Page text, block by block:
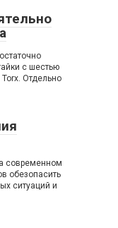
с шестью
Отдельно
современном
обезопасить
ситуаций и